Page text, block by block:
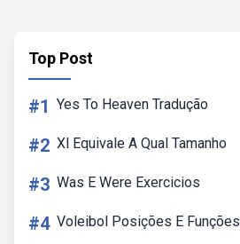
Top Post
#1 Yes To Heaven Tradução
#2 Xl Equivale A Qual Tamanho
#3 Was E Were Exercicios
#4 Voleibol Posições E Funções